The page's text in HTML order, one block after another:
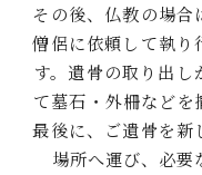
その後、仏教の場合
僧侶に依頼して執り
す。遺骨の取り出
て墓石・外柵などを
最後に、ご遺骨を新
場所へ運び、必要